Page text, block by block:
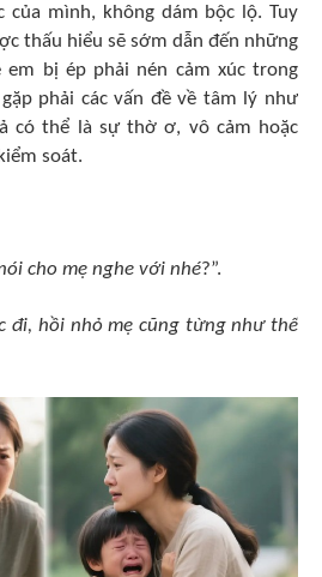
của mình, không dám bộc lộ. Tuy
thấu hiểu sẽ sớm dẫn đến những
bị ép phải nén cảm xúc trong
phải các vấn đề về tâm lý như
có thể là sự thờ ơ, vô cảm hoặc
soát.
cho mẹ nghe với nhé?”.
đi, hồi nhỏ mẹ cũng từng như thế